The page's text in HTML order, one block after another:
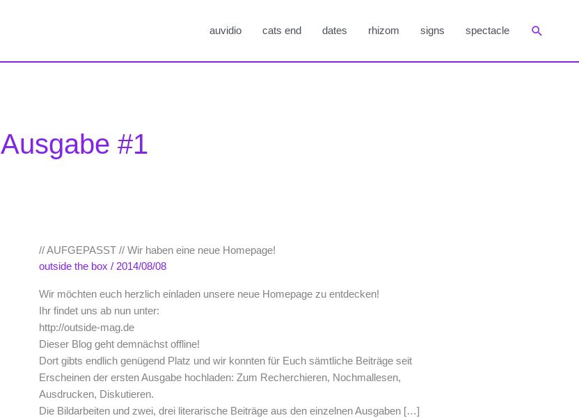
auvidio cats end dates rhizom signs spectacle Suchen
Ausgabe #1
// AUFGEPASST // Wir haben eine neue Homepage!
outside the box/ 2014/08/08
Wir möchten euch herzlich einladen unsere neue Homepage zu entdecken!
Ihr findet uns ab nun unter:
http://outside-mag.de
Dieser Blog geht demnächst offline!
Dort gibts endlich genügend Platz und wir konnten für Euch sämtliche Beiträge seit
Erscheinen der ersten Ausgabe hochladen: Zum Recherchieren, Nochmallesen,
Ausdrucken, Diskutieren.
Die Bildarbeiten und zwei, drei literarische Beiträge aus den einzelnen Ausgaben […]